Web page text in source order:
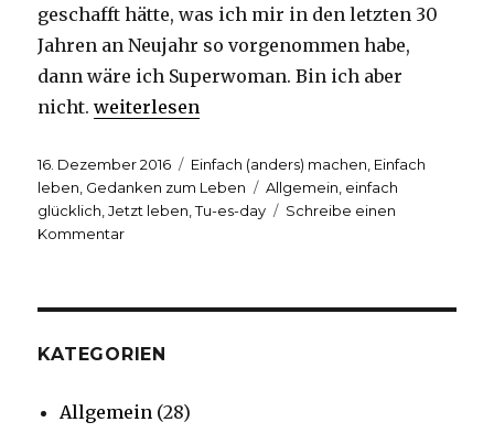
geschafft hätte, was ich mir in den letzten 30
Jahren an Neujahr so vorgenommen habe,
dann wäre ich Superwoman. Bin ich aber
nicht.„Einfach machen: Warum ich NICHT bis
weiterlesen
Veröffentlicht
am
16. Dezember 2016 Kategorien
Einfach (anders) machen Einfach
leben Gedanken zum Leben Schlagwörter
Allgemein einfach
glücklich ,Jetzt leben ,Tu-es-day
Schreibe einen
Kommentarzu
NICHT
warte
KATEGORIEN
Allgemein (28)